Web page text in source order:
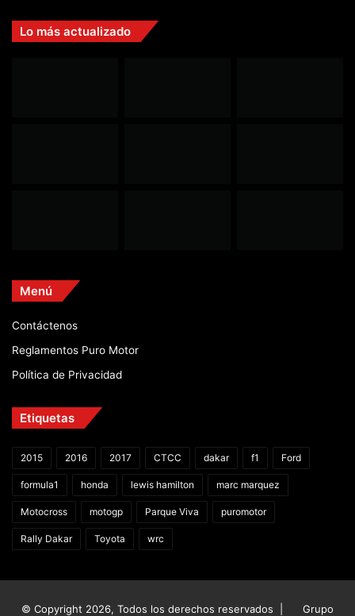
Lo más actualizado
Menú
Contáctenos
Reglamentos Puro Motor
Política de Privacidad
Etiquetas
2015 2016 2017 CTCC dakar f1 Ford
formula1 honda lewis hamilton marc marquez
Motocross motogp Parque Viva puromotor
Rally Dakar Toyota wrc
© Copyright 2026, Todos los derechos reservados | Grupo